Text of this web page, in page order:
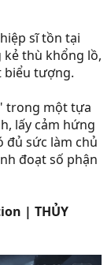
sĩ tồn tại
thù khổng lồ,
biểu tượng.
trong một tựa
lấy cảm hứng
đủ sức làm chủ
đoạt số phận
| THỦY